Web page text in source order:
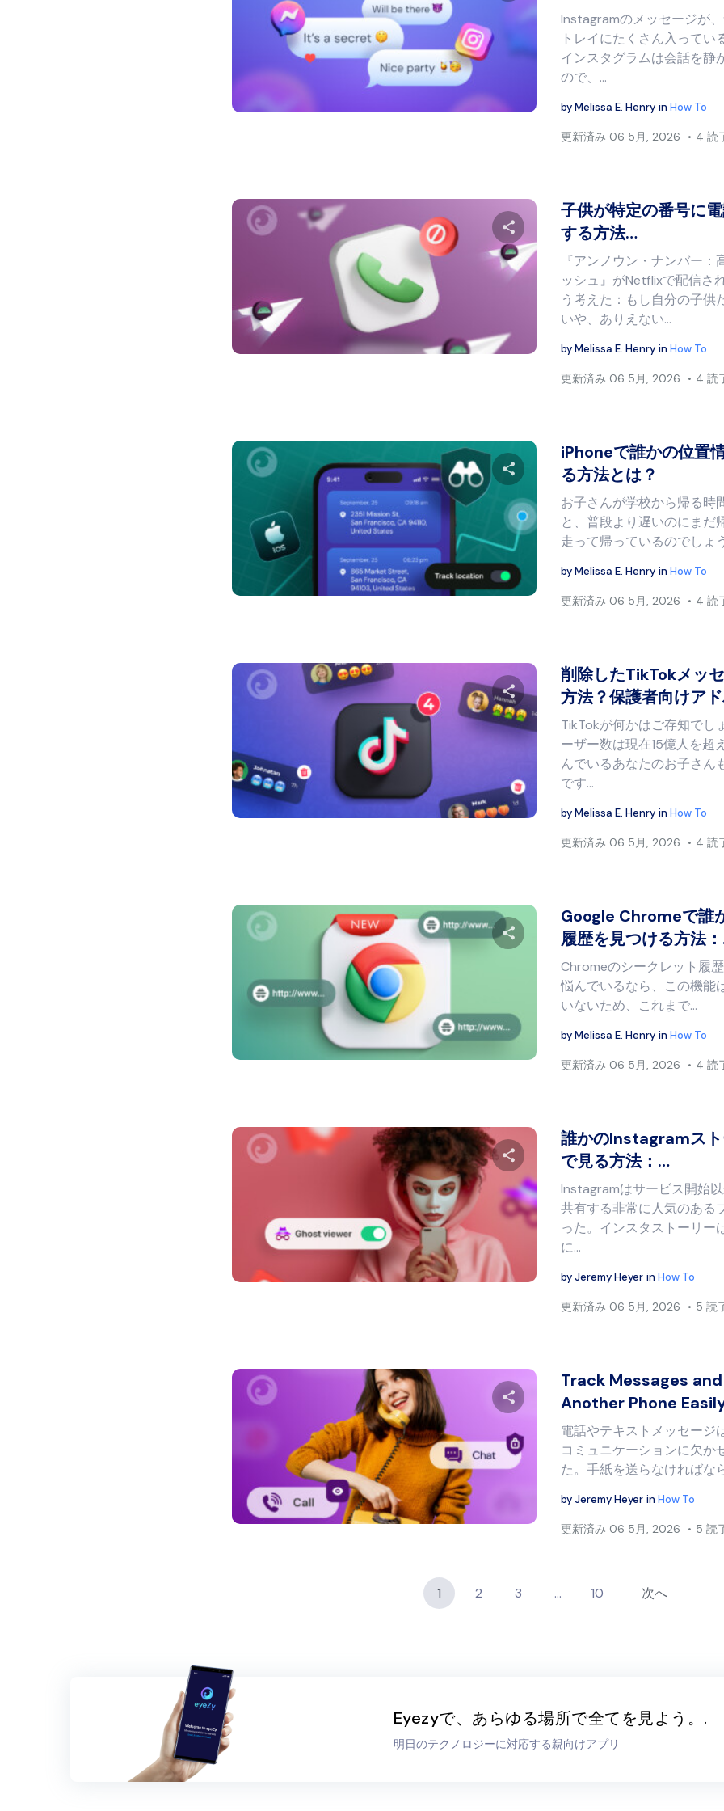
この記事を共有する
Instagramのメッセージが
トレイにたくさん入って
インスタグラムは会話を静
ので、...
byMelissa E. Henry inHow To
更新済み 06 5月, 2026 4 読
この記事を共有する
Twitter
子供が特定の番号に
する方法…
『アンノウン・ナンバー
ッシュ』がNetflixで配信さ
う考えた：もし自分の子
いや、ありえない…
byMelissa E. Henry inHow To
更新済み 06 5月, 2026 4 読
この記事を共有する
Twitter フェイスブック リンクをコピー
iPhoneで誰かの位置
る方法とは？
お子さんが学校から帰る時
と、普段より遅いのにまだ
走って帰っているのでしょ
byMelissa E. Henry inHow To
更新済み 06 5月, 2026 4 読
この記事を共有する
Twitter
削除したTikTokメッ
方法？保護者向けア
TikTokが何かはご存知でし
ーザー数は現在15億人を超
んでいるあなたのお子さん
です…
byMelissa E. Henry inHow To
更新済み 06 5月, 2026 4 読
この記事を共有する
Twitter フェイスブック リンクをコピー
Google Chromeで誰
履歴を見つける方法
Chromeのシークレット履
悩んでいるなら、この機能
いないため、これまで…
byMelissa E. Henry inHow To
更新済み 06 5月, 2026 4 読
この記事を共有する
Twitter
誰かのInstagramス
で見る方法：…
Instagramはサービス開始
共有する非常に人気のある
った。インスタストーリー
に…
byJeremy Heyer inHow To
更新済み 06 5月, 2026 5 読
この記事を共有する
フェイスブック リンクをコピー
Track Messages
Another Phone
電話やテキストメッセージ
コミュニケーションに欠か
た。手紙を送らなければな
byJeremy Heyer inHow To
更新済み 06 5月, 2026 5 読
ゲ
ー
シ
ョ
ン
1 2 3 … 10 次へ
Eyezyで、あらゆる場所で全てを見よう。.
明日のテクノロジーに対応する親向けアプリ